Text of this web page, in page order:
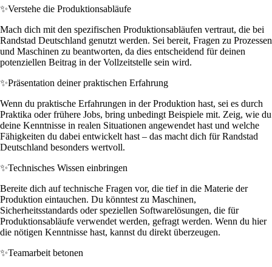
✨Verstehe die Produktionsabläufe
Mach dich mit den spezifischen Produktionsabläufen vertraut, die bei
Randstad Deutschland genutzt werden. Sei bereit, Fragen zu Prozessen
und Maschinen zu beantworten, da dies entscheidend für deinen
potenziellen Beitrag in der Vollzeitstelle sein wird.
✨Präsentation deiner praktischen Erfahrung
Wenn du praktische Erfahrungen in der Produktion hast, sei es durch
Praktika oder frühere Jobs, bring unbedingt Beispiele mit. Zeig, wie du
deine Kenntnisse in realen Situationen angewendet hast und welche
Fähigkeiten du dabei entwickelt hast – das macht dich für Randstad
Deutschland besonders wertvoll.
✨Technisches Wissen einbringen
Bereite dich auf technische Fragen vor, die tief in die Materie der
Produktion eintauchen. Du könntest zu Maschinen,
Sicherheitsstandards oder speziellen Softwarelösungen, die für
Produktionsabläufe verwendet werden, gefragt werden. Wenn du hier
die nötigen Kenntnisse hast, kannst du direkt überzeugen.
✨Teamarbeit betonen